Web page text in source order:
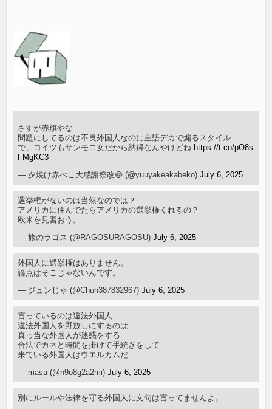
さすが赤旗やな
問題にしてるのは不良外国人なのに主語デカで煽るスタイル
で、コイツもサンモニ女だから納得なんやけどね https://t.co/pO8s
FMgKC3
— 夕焼け赤べこ大感謝祭改🍥 (@yuuyakeakabeko)July 6, 2025
選挙権がないのは当然なのでは？
アメリカに住んでたらアメリカの選挙権くれるの？
欧米を見習おう。
— 旅のラゴス (@RAGOSURAGOSU)July 6, 2025
外国人に選挙権はありません。
論点はそこじゃないんです。
— ジュンじゃ (@Chun387832967)July 6, 2025
言っているのは違法外国人
違法外国人を野放しにするのは
真っ当な外国人が迷惑をする
合法でカネと時間を掛けて手続きをして
来ている外国人はウエルカムだ
— masa (@n9o8g2a2mi)July 6, 2025
別にルールや法律を守る外国人に文句は言ってませんよ。